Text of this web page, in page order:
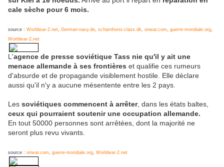
cale sèche pour 6 mois.
source : Worldwar-2.net, German-navy.de, scharnhorst-class.dk, onwar.com, guerre-mondiale.org,
Worldwar-2.net
L'agence de presse soviétique Tass nie qu'il y ait une
menace allemande à ses frontières et qualifie ces rumeurs
d'absurde et de propagande visiblement hostile. Elle déclare
aussi qu'il n'y a aucune mésentente entre les 2 pays.
Les soviétiques commencent à arrêter, dans les états baltes,
ceux qui pourraient soutenir une occupation allemande.
En tout 50000 personnes sont arrêtées, dont la majorité ne
seront plus revu vivants.
source : onwar.com, guerre-mondiale.org, Worldwar-2.net